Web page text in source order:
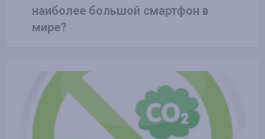
наиболее большой смартфон в
мире?